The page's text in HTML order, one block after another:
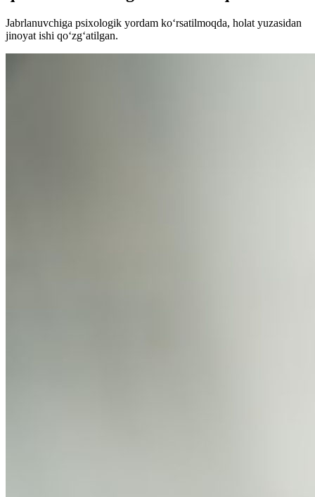
Jabrlanuvchiga psixologik yordam ko‘rsatilmoqda, holat yuzasidan
jinoyat ishi qo‘zg‘atilgan.